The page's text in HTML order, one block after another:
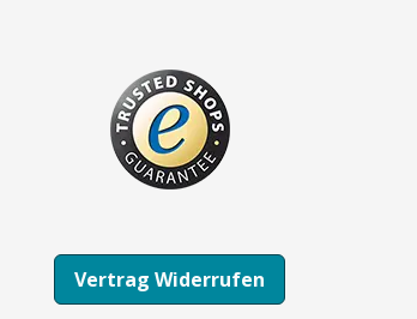
Vertrag Widerrufen